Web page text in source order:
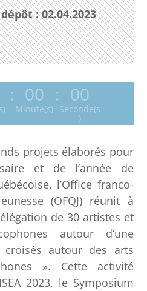
: 02.04.2023
: 00
Minute(s)
: 00
Seconde(s
)
projets élaborés pour
et de l’année de
l’Office franco-
(OFQJ) réunit à
de 30 artistes et
autour d’une
croisés autour des arts
». Cette activité
2023, le Symposium